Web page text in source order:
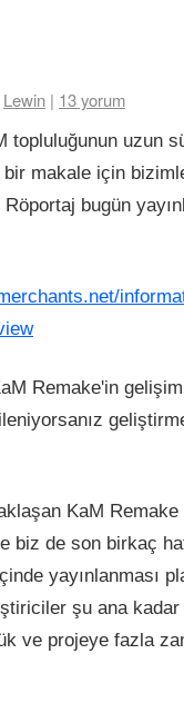
Lewin | 13 yorum
topluluğunun uzun
makale için
bugün
Remake'in
KaM Remake
biz de son birkaç
yayınlanması
şu ana
ve projeye fazla